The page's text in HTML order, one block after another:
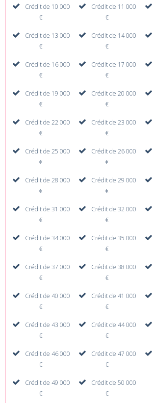
Crédit de 10 000
€
Crédit de 11 000
€
Crédit de 13 000
€
Crédit de 14 000
€
Crédit de 16 000
€
Crédit de 17 000
€
Crédit de 19 000
€
Crédit de 20 000
€
Crédit de 22 000
€
Crédit de 23 000
€
Crédit de 25 000
€
Crédit de 26 000
€
Crédit de 28 000
€
Crédit de 29 000
€
Crédit de 31 000
€
Crédit de 32 000
€
Crédit de 34 000
€
Crédit de 35 000
€
Crédit de 37 000
€
Crédit de 38 000
€
Crédit de 40 000
€
Crédit de 41 000
€
Crédit de 43 000
€
Crédit de 44 000
€
Crédit de 46 000
€
Crédit de 47 000
€
Crédit de 49 000
€
Crédit de 50 000
€